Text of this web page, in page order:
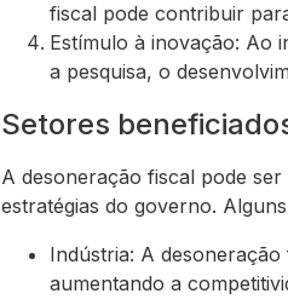
fiscal pode contribuir
Estímulo à inovação: Ao
a pesquisa, o
Setores
A desoneração fiscal pode
estratégias do governo.
Indústria: A
aumentando a